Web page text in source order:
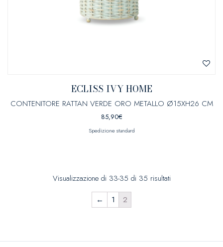
ECLISS IVY HOME
CONTENITORE RATTAN VERDE ORO METALLO Ø15XH26 CM
85,90€
Spedizione standard
Visualizzazione di 33-35 di 35 risultati
←
1 2